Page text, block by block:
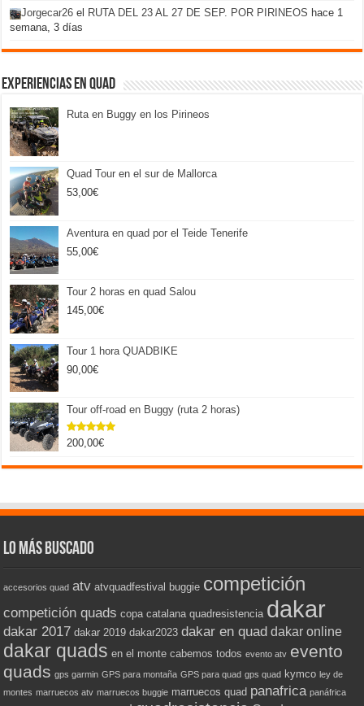
Jorgecar26 el RUTA DEL 23 AL 27 DE SEP. POR PIRINEOS hace 1
semana, 3 días
Experiencias en Quad
Ruta en Buggy en los Pirineos
Quad Tour en el sur de Mallorca
53,00€
Aventura en quad por el Teide Tenerife
55,00€
Tour 2 horas en quad Salou
145,00€
Tour 1 hora QUADBIKE
90,00€
Tour off-road en Buggy (ruta 2 horas)
Valorado
de 5
200,00€
Lo más buscado
accesorios quad atv atvquadfestival buggie competición
competición quads copa catalana quadresistencia dakar
dakar 2017 dakar 2019 dakar2023 dakar en quad dakar online
dakar quads en el monte cabemos todos evento atv evento
quads gps garmin GPS para montaña GPS para quad gps quad kymco ley de
montes marruecos atv marruecos buggie marruecos quad panafrica panáfrica